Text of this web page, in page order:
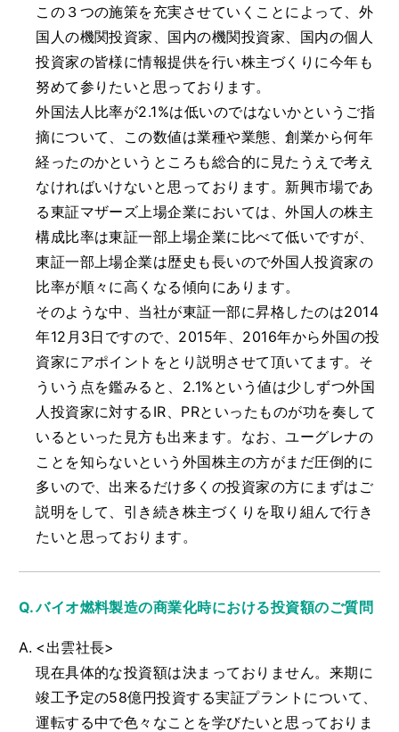
この３つの施策を充実させていくことによって、外
国人の機関投資家、国内の機関投資家、国内の個人
投資家の皆様に情報提供を行い株主づくりに今年も
努めて参りたいと思っております。
外国法人比率が2.1%は低いのではないかというご指
摘について、この数値は業種や業態、創業から何年
経ったのかというところも総合的に見たうえで考え
なければいけないと思っております。新興市場であ
る東証マザーズ上場企業においては、外国人の株主
構成比率は東証一部上場企業に比べて低いですが、
東証一部上場企業は歴史も長いので外国人投資家の
比率が順々に高くなる傾向にあります。
そのような中、当社が東証一部に昇格したのは2014
年12月3日ですので、2015年、2016年から外国の投
資家にアポイントをとり説明させて頂いてます。そ
ういう点を鑑みると、2.1%という値は少しずつ外国
人投資家に対するIR、PRといったものが功を奏して
いるといった見方も出来ます。なお、ユーグレナの
ことを知らないという外国株主の方がまだ圧倒的に
多いので、出来るだけ多くの投資家の方にまずはご
説明をして、引き続き株主づくりを取り組んで行き
たいと思っております。
バイオ燃料製造の商業化時における投資額のご質問
<出雲社長>
現在具体的な投資額は決まっておりません。来期に
竣工予定の58億円投資する実証プラントについて、
運転する中で色々なことを学びたいと思っておりま